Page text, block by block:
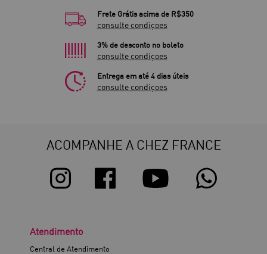
Frete Grátis acima de R$350
consulte condiçoes
3% de desconto no boleto
consulte condiçoes
Entrega em até 4 dias úteis
consulte condiçoes
ACOMPANHE A CHEZ FRANCE
Atendimento
Central de Atendimento